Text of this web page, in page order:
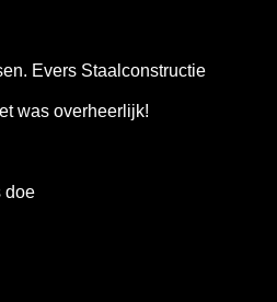
Evers Staalconstructie
was overheerlijk!
doe